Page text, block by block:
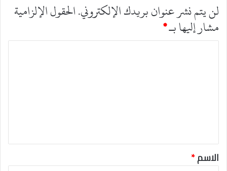
لن يتم نشر عنوان بريدك الإلكتروني.الحقول الإلزامية
مشار إليها بـ*
ا
الاسم*